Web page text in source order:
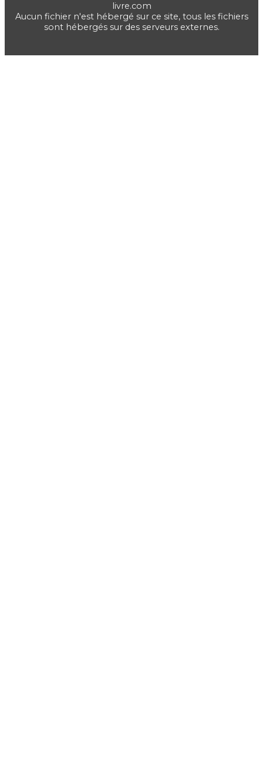
livre.com
Aucun fichier n'est hébergé sur ce site, tous les fichiers
sont hébergés sur des serveurs externes.